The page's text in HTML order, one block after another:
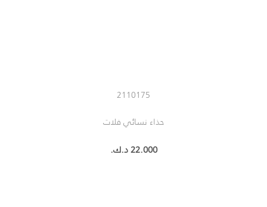
2110175
حذاء نسائي فلات
22.000 د.ك.‏